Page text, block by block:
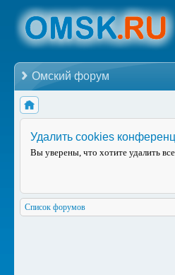
Омский форум
Удалить cookies
Вы уверены, что хотите удалить
Список форумов